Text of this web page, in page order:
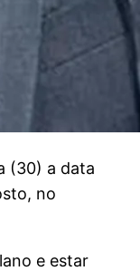
(30) a data
no
e estar